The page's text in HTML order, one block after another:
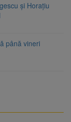
și Horațiu
până vineri